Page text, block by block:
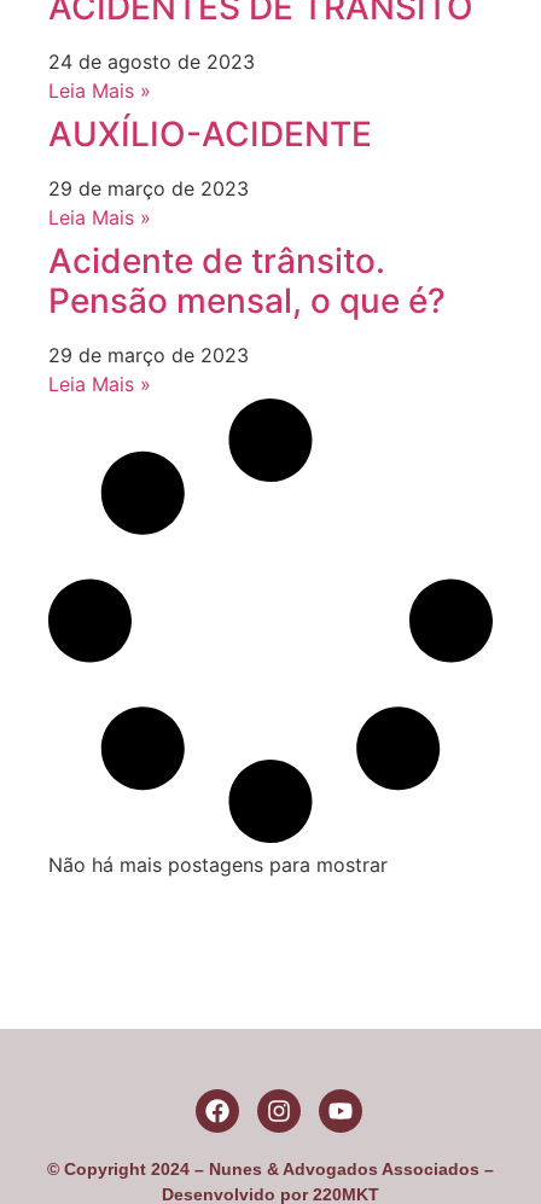
24 de agosto de 2023
Leia Mais »
AUXÍLIO-ACIDENTE
29 de março de 2023
Leia Mais »
Acidente de trânsito.
Pensão mensal, o que é?
29 de março de 2023
Leia Mais »
Não há mais postagens para mostrar
© Copyright 2024 – Nunes & Advogados Associados –
Desenvolvido por 220MKT